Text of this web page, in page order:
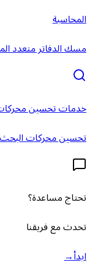
المحاسبة
مسك الدفاتر متعدد
خدمات تحسين
تحسين محركات البحث
تحتاج مساعدة؟
تحدث مع فريقنا
ابدأ→